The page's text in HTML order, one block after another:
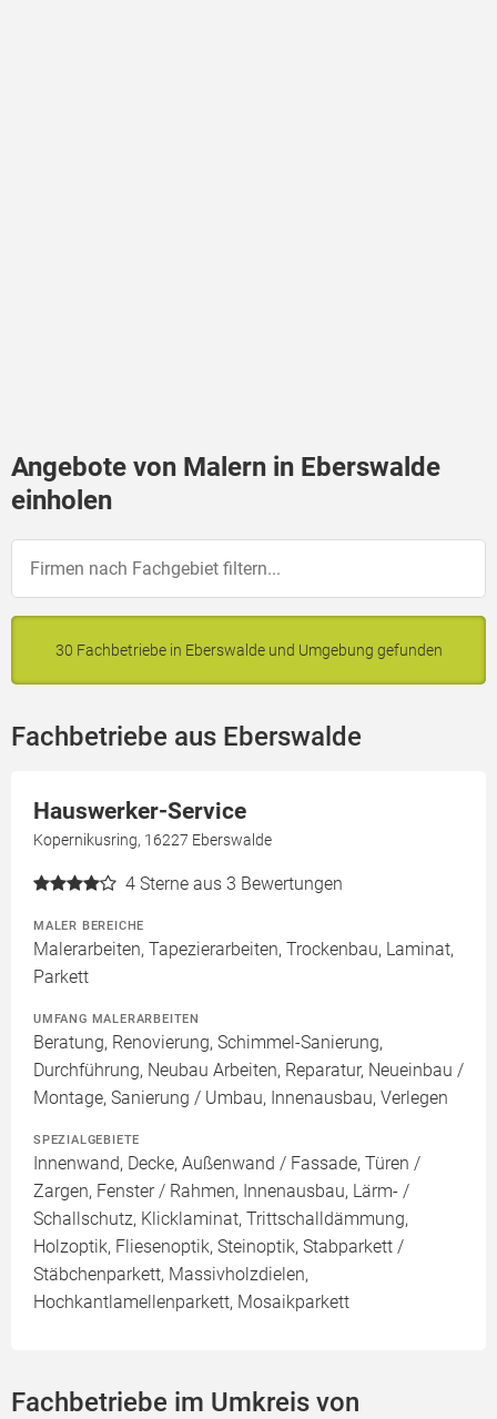
Angebote von Malern in Eberswalde
einholen
30 Fachbetriebe in Eberswalde und Umgebung gefunden
Fachbetriebe aus Eberswalde
Hauswerker-Service
Kopernikusring, 16227 Eberswalde
4 Sterne aus 3 Bewertungen
MALER BEREICHE
Malerarbeiten, Tapezierarbeiten, Trockenbau, Laminat,
Parkett
UMFANG MALERARBEITEN
Beratung, Renovierung, Schimmel-Sanierung,
Durchführung, Neubau Arbeiten, Reparatur, Neueinbau /
Montage, Sanierung / Umbau, Innenausbau, Verlegen
SPEZIALGEBIETE
Innenwand, Decke, Außenwand / Fassade, Türen /
Zargen, Fenster / Rahmen, Innenausbau, Lärm- /
Schallschutz, Klicklaminat, Trittschalldämmung,
Holzoptik, Fliesenoptik, Steinoptik, Stabparkett /
Stäbchenparkett, Massivholzdielen,
Hochkantlamellenparkett, Mosaikparkett
Fachbetriebe im Umkreis von